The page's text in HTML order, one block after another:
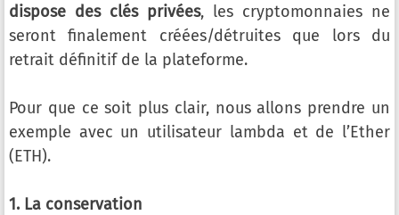
dispose des clés privées, les cryptomonnaies ne
seront finalement créées/détruites que lors du
retrait définitif de la plateforme.
Pour que ce soit plus clair, nous allons prendre un
exemple avec un utilisateur lambda et de l’Ether
(ETH).
1. La conservation